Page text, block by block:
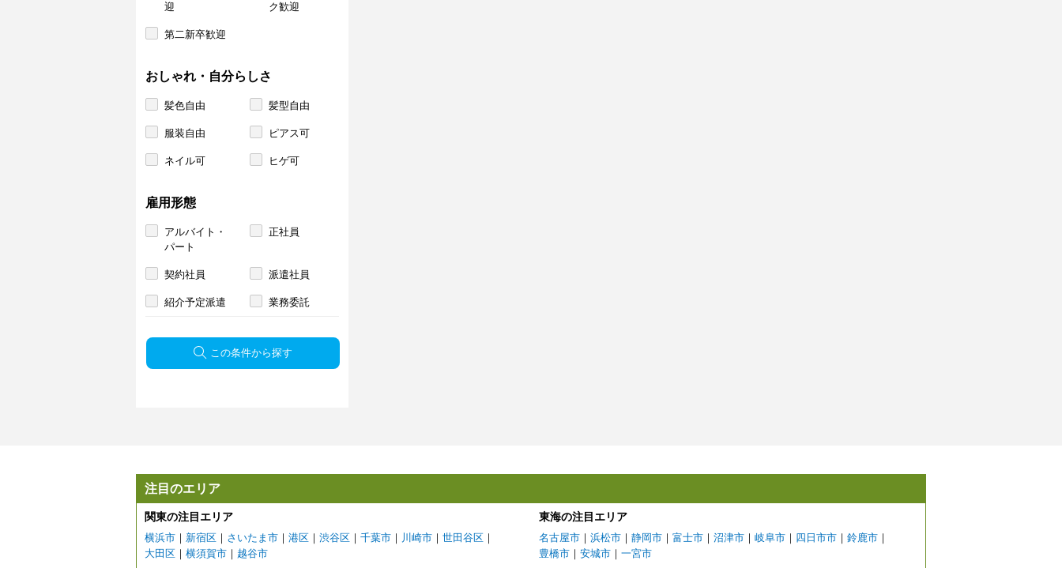
迎
ク歓迎
第二新卒歓迎
おしゃれ・自分らしさ
髪色自由 髪型自由
服装自由 ピアス可
ネイル可 ヒゲ可
雇用形態
アルバイト・
パート
正社員
契約社員 派遣社員
紹介予定派遣 業務委託
この条件から探す
注目のエリア
関東の注目エリア 東海の注目エリア
横浜市 ｜ 新宿区 ｜ さいたま市 ｜ 港区 ｜ 渋谷区 ｜ 千葉市 ｜ 川崎市 ｜ 世田谷区 ｜
大田区 ｜ 横須賀市 ｜ 越谷市
名古屋市 ｜ 浜松市 ｜ 静岡市 ｜ 富士市 ｜ 沼津市 ｜ 岐阜市 ｜ 四日市市 ｜ 鈴鹿市 ｜
豊橋市 ｜ 安城市 ｜ 一宮市